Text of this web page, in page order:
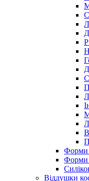
Форми
Форми
Віддушки